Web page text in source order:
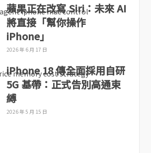
蘋果正在改寫 Siri：未來 AI
將直接「幫你操作
iPhone」
2026 年 6 月 17 日
iPhone 18 傳全面採用自研
5G 基帶：正式告別高通束
縛
2026 年 5 月 15 日